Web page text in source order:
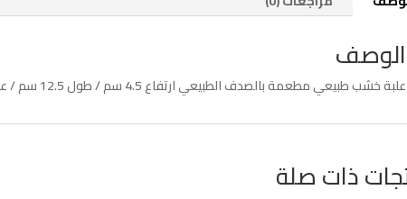
الوصف
علبة خشب طبيعي مطعمة بالصدف الطبيعي ارتفاع 4.5 سم / طول 12.5 سم / عرض 11 سم
ذات صلة